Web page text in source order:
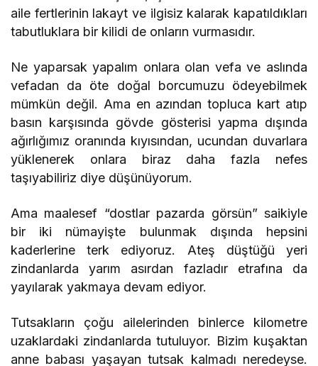
aile fertlerinin lakayt ve ilgisiz kalarak kapatıldıkları
tabutluklara bir kilidi de onların vurmasıdır.
Ne yaparsak yapalım onlara olan vefa ve aslında
vefadan da öte doğal borcumuzu ödeyebilmek
mümkün değil. Ama en azından topluca kart atıp
basın karşısında gövde gösterisi yapma dışında
ağırlığımız oranında kıyısından, ucundan duvarlara
yüklenerek onlara biraz daha fazla nefes
taşıyabiliriz diye düşünüyorum.
Ama maalesef “dostlar pazarda görsün” saikiyle
bir iki nümayişte bulunmak dışında hepsini
kaderlerine terk ediyoruz. Ateş düştüğü yeri
zindanlarda yarım asırdan fazladır etrafına da
yayılarak yakmaya devam ediyor.
Tutsakların çoğu ailelerinden binlerce kilometre
uzaklardaki zindanlarda tutuluyor. Bizim kuşaktan
anne babası yaşayan tutsak kalmadı neredeyse.